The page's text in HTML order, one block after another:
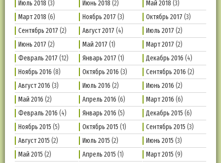
Июль 2018 (3) Июнь 2018 (2) Май 2018 (3)
Март 2018 (6) Ноябрь 2017 (3) Октябрь 2017 (3)
Сентябрь 2017 (2) Август 2017 (4) Июль 2017 (2)
Июнь 2017 (2) Май 2017 (1) Март 2017 (2)
Февраль 2017 (12) Январь 2017 (1) Декабрь 2016 (4)
Ноябрь 2016 (8) Октябрь 2016 (3) Сентябрь 2016 (2)
Август 2016 (3) Июль 2016 (2) Июнь 2016 (2)
Май 2016 (2) Апрель 2016 (6) Март 2016 (6)
Февраль 2016 (4) Январь 2016 (5) Декабрь 2015 (6)
Ноябрь 2015 (5) Октябрь 2015 (1) Сентябрь 2015 (3)
Август 2015 (2) Июль 2015 (2) Июнь 2015 (3)
Май 2015 (2) Апрель 2015 (1) Март 2015 (9)